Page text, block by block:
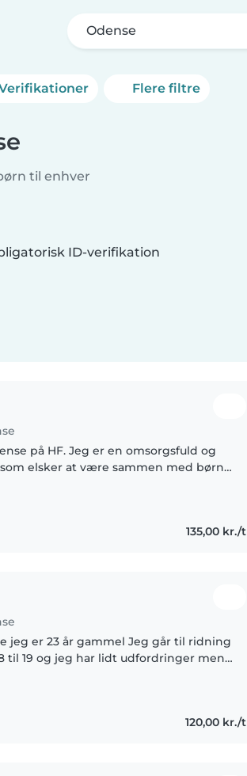
Odense
Flere filtre
til enhver
ID-verifikation
er en omsorgsfuld og
elsker at være sammen med børn.
135,00 kr./t
jeg er 23 år gammel Jeg går til ridning
til 19 og jeg har lidt udfordringer men
120,00 kr./t